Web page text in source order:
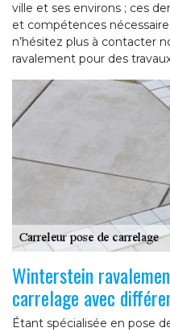
ville et ses environs ; ces
et compétences
n’hésitez plus à contacter
ravalement pour des
Winterstein
carrelage avec
Étant spécialisée en pose